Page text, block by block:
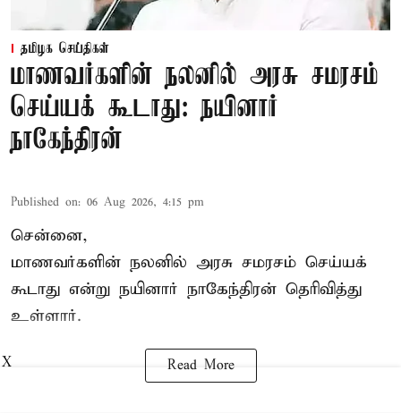
தமிழக செய்திகள்
மாணவர்களின் நலனில் அரசு சமரசம்
செய்யக் கூடாது: நயினார்
நாகேந்திரன்
Published on: 06 Aug 2026, 4:15 pm
சென்னை,
மாணவர்களின் நலனில் அரசு சமரசம் செய்யக்
கூடாது என்று நயினார் நாகேந்திரன் தெரிவித்து
உள்ளார்.
Read More
X